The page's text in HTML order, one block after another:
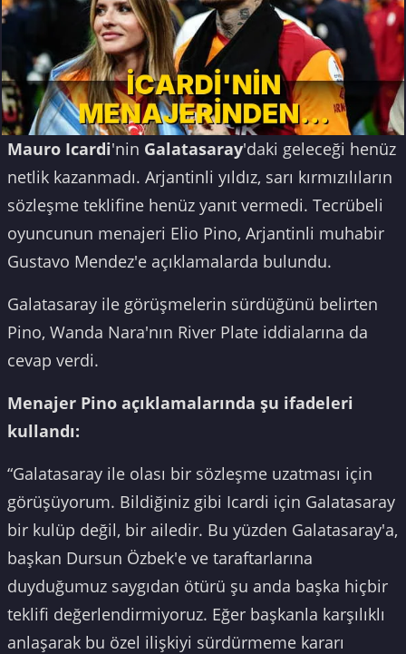
Mauro Icardi'nin Galatasaray'daki geleceği henüz
netlik kazanmadı. Arjantinli yıldız, sarı kırmızılıların
sözleşme teklifine henüz yanıt vermedi. Tecrübeli
oyuncunun menajeri Elio Pino, Arjantinli muhabir
Gustavo Mendez'e açıklamalarda bulundu.
Galatasaray ile görüşmelerin sürdüğünü belirten
Pino, Wanda Nara'nın River Plate iddialarına da
cevap verdi.
Menajer Pino açıklamalarında şu ifadeleri
kullandı:
“Galatasaray ile olası bir sözleşme uzatması için
görüşüyorum. Bildiğiniz gibi Icardi için Galatasaray
bir kulüp değil, bir ailedir. Bu yüzden Galatasaray'a,
başkan Dursun Özbek'e ve taraftarlarına
duyduğumuz saygıdan ötürü şu anda başka hiçbir
teklifi değerlendirmiyoruz. Eğer başkanla karşılıklı
anlaşarak bu özel ilişkiyi sürdürmeme kararı